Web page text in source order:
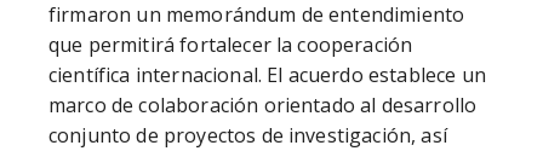
firmaron un memorándum de entendimiento
que permitirá fortalecer la cooperación
científica internacional. El acuerdo establece un
marco de colaboración orientado al desarrollo
conjunto de proyectos de investigación, así